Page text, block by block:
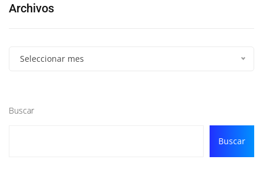
Archivos
Seleccionar mes
Buscar
Buscar